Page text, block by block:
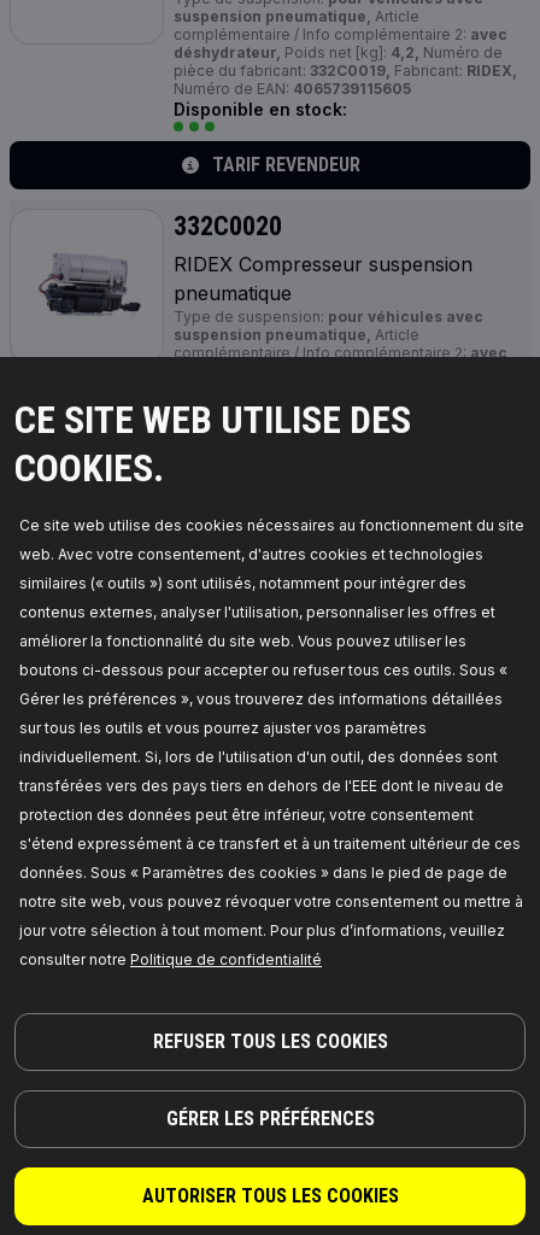
CE SITE WEB UTILISE DES
COOKIES.
Ce site web utilise des cookies nécessaires au fonctionnement du site
web. Avec votre consentement, d'autres cookies et technologies
similaires (« outils ») sont utilisés, notamment pour intégrer des
contenus externes, analyser l'utilisation, personnaliser les offres et
améliorer la fonctionnalité du site web. Vous pouvez utiliser les
boutons ci-dessous pour accepter ou refuser tous ces outils. Sous «
Gérer les préférences », vous trouverez des informations détaillées
sur tous les outils et vous pourrez ajuster vos paramètres
individuellement. Si, lors de l'utilisation d'un outil, des données sont
transférées vers des pays tiers en dehors de l'EEE dont le niveau de
protection des données peut être inférieur, votre consentement
s'étend expressément à ce transfert et à un traitement ultérieur de ces
données. Sous « Paramètres des cookies » dans le pied de page de
notre site web, vous pouvez révoquer votre consentement ou mettre à
jour votre sélection à tout moment. Pour plus d’informations, veuillez
consulter notre Politique de confidentialité
REFUSER TOUS LES COOKIES
GÉRER LES PRÉFÉRENCES
AUTORISER TOUS LES COOKIES
suspension pneumatique, Article
complémentaire / Info complémentaire 2: avec
déshydrateur, Poids net [kg]: 4,2, Numéro de
pièce du fabricant: 332C0019, Fabricant: RIDEX,
Numéro de EAN: 4065739115605
Disponible en stock:
TARIF REVENDEUR
332C0020
RIDEX Compresseur suspension
pneumatique
Type de suspension: pour véhicules avec
suspension pneumatique, Article
complémentaire / Info complémentaire 2:avec
Numéro de EAN: 4065739115681
Disponible en stock:
332C0056
RIDEX Compresseur suspension
pneumatique
Numéro de pièce du fabricant: 332C0056,
Numéro de EAN:
4066423401486
Disponible en stock:
TARIF REVENDEUR
332C0024
RIDEX Compresseur suspension
pneumatique
Type de suspension:pour véhicules avec
complémentaire / Info complémentaire 2:avec
déshydrateur,Voltage [V]:
du fabricant:332C0024,
Disponible en stock:
TARIF REVENDEUR
332C0025
RIDEX Compresseur suspension
pneumatique